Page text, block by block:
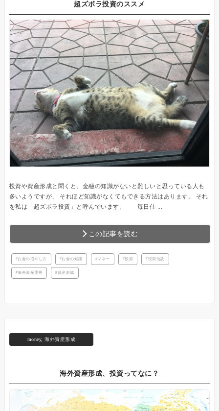
超ズボラ投資のススメ
投資や資産形成と聞くと、金融の知識がないと難しいと思っている人も
多いようですが、 それほど知識がなくてもできる方法はあります。 それ
を私は「超ズボラ投資」と呼んでいます。 毎日仕 ...
この記事を読む
お金の増やし方 お金の知識 マネー 投資 投資信託
海外資産運用 資産形成
money,海外資産形成
海外資産形成、投資ってなに？